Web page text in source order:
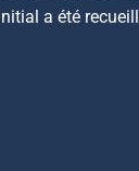
a été